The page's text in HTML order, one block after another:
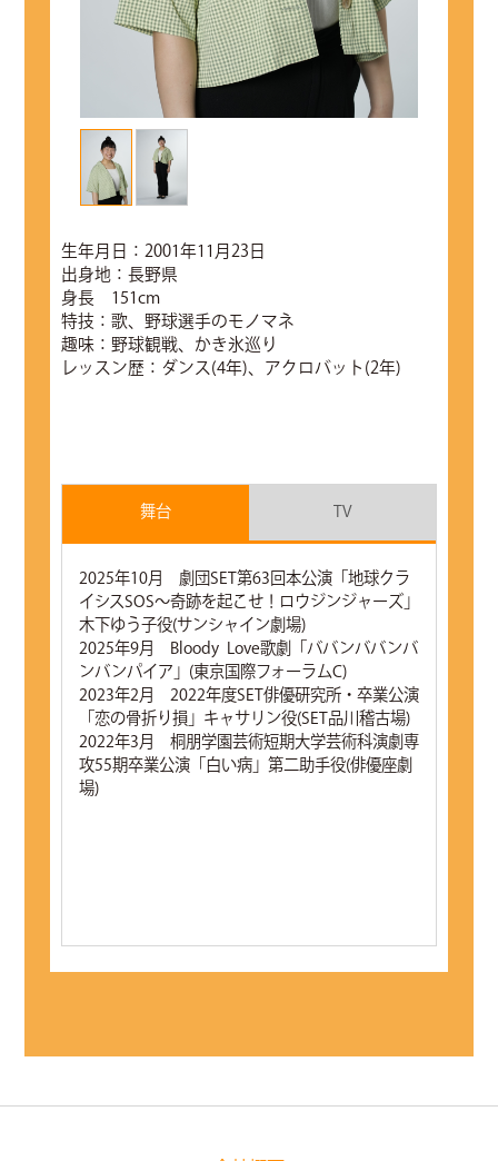
生年月日：2001年11月23日
出身地：長野県
身長 151cm
特技：歌、野球選手のモノマネ
趣味：野球観戦、かき氷巡り
レッスン歴：ダンス(4年)、アクロバット(2年)
舞台 TV
2025年10月 劇団SET第63回本公演「地球クラ
イシスSOS～奇跡を起こせ！ロウジンジャーズ」
木下ゆう子役(サンシャイン劇場)
2025年9月 Bloody Love歌劇「ババンババンバ
ンバンパイア」(東京国際フォーラムC)
2023年2月 2022年度SET俳優研究所・卒業公演
「恋の骨折り損」キャサリン役(SET品川稽古場)
2022年3月 桐朋学園芸術短期大学芸術科演劇専
攻55期卒業公演「白い病」第二助手役(俳優座劇
場)